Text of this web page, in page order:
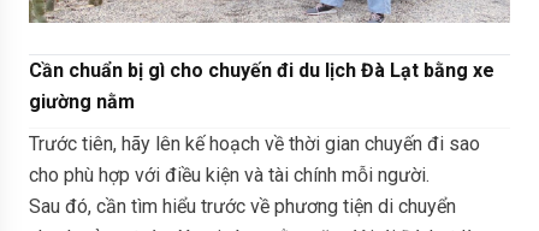
Cần chuẩn bị gì cho chuyến đi du lịch Đà Lạt bằng xe
giường nằm
Trước tiên, hãy lên kế hoạch về thời gian chuyến đi sao
cho phù hợp với điều kiện và tài chính mỗi người.
Sau đó, cần tìm hiểu trước về phương tiện di chuyển